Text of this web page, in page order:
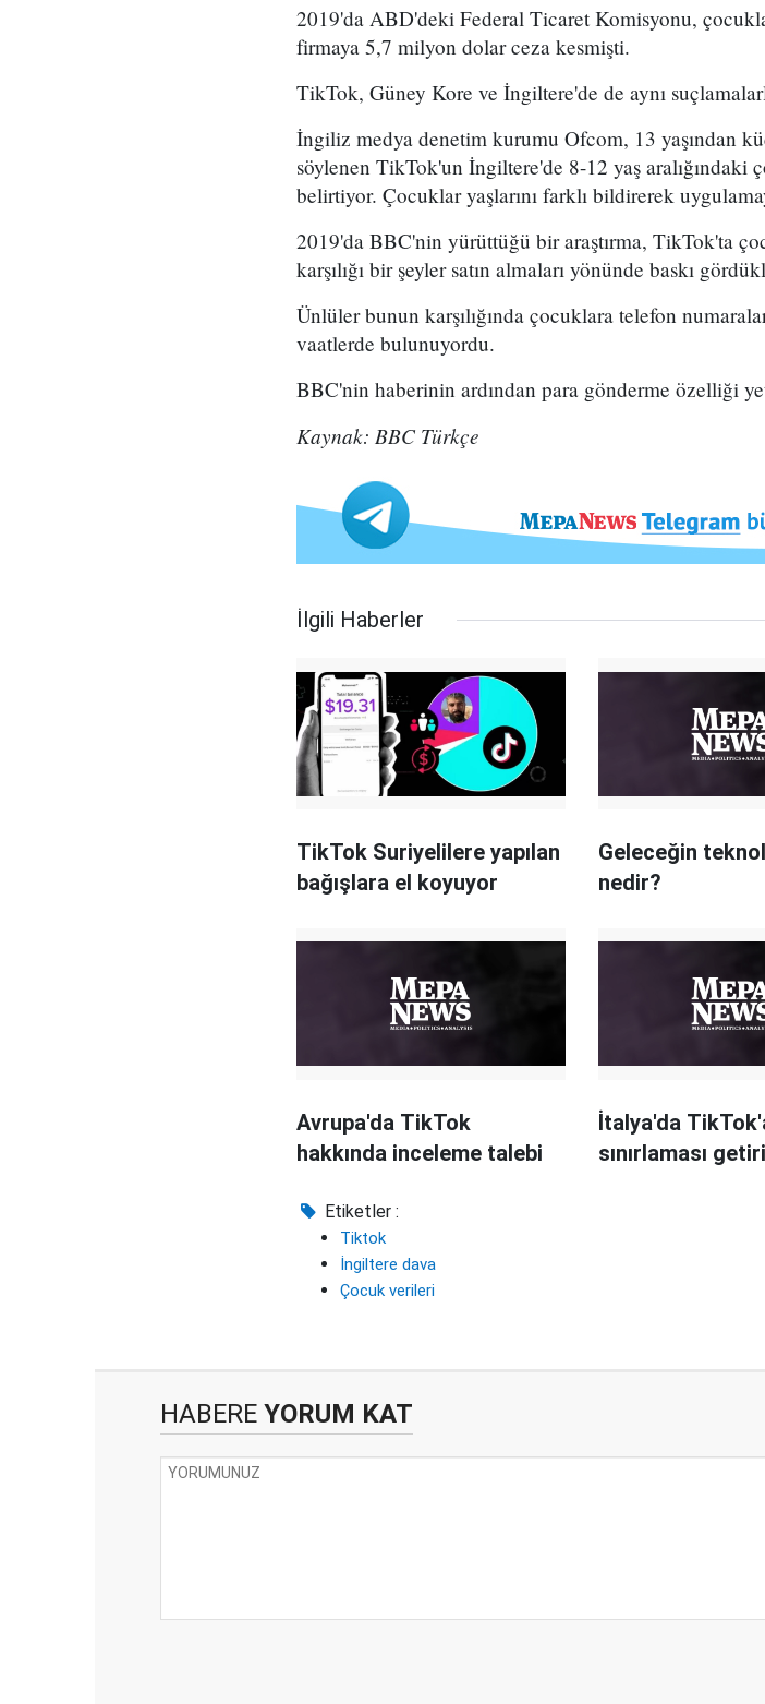
2019'da ABD'deki Federal Ticaret Komisyonu,
firmaya 5,7 milyon dolar ceza kesmişti.
TikTok, Güney Kore ve İngiltere'de de aynı
İngiliz medya denetim kurumu Ofcom, 13 yaşından
söylenen TikTok'un İngiltere'de 8-12 yaş aralığındaki
belirtiyor. Çocuklar yaşlarını farklı bildirerek
2019'da BBC'nin yürüttüğü bir araştırma, TikTok'ta
karşılığı bir şeyler satın almaları yönünde baskı
Ünlüler bunun karşılığında çocuklara telefon
vaatlerde bulunuyordu.
BBC'nin haberinin ardından para gönderme özelliği
Kaynak: BBC Türkçe
İlgili Haberler
TikTok Suriyelilere yapılan
bağışlara el koyuyor
Geleceğin
nedir?
Avrupa'da TikTok
hakkında inceleme talebi
İtalya'da
sınırlaması
Etiketler :
Tiktok
İngiltere dava
Çocuk verileri
HABERE YORUM KAT